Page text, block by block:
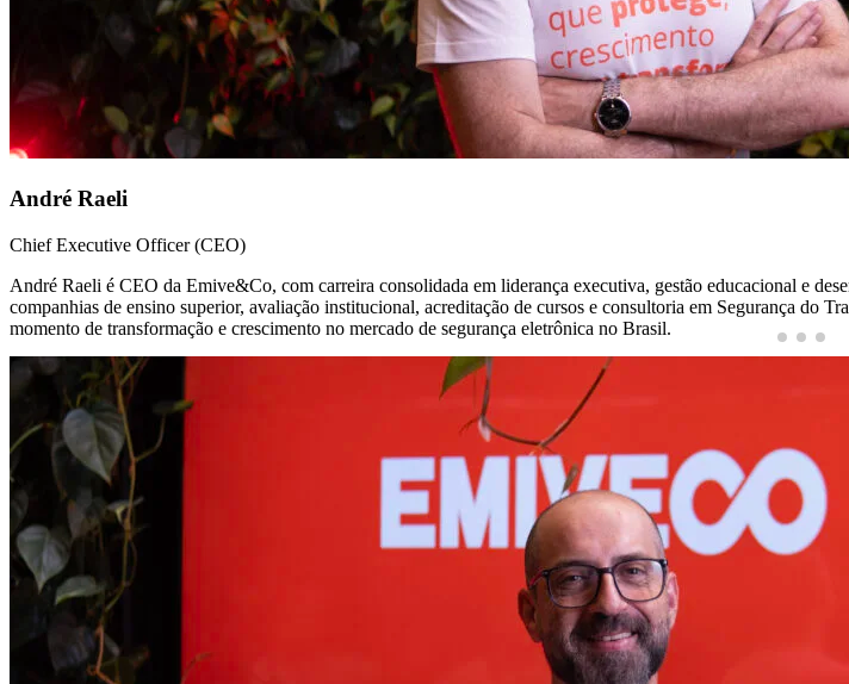
André Raeli
Chief Executive Officer (CEO)
André Raeli é CEO da Emive&Co, com carreira consolidada em liderança executiva, gestão educacional e
companhias de ensino superior, avaliação institucional, acreditação de cursos e consultoria em Segurança do
momento de transformação e crescimento no mercado de segurança eletrônica no Brasil.